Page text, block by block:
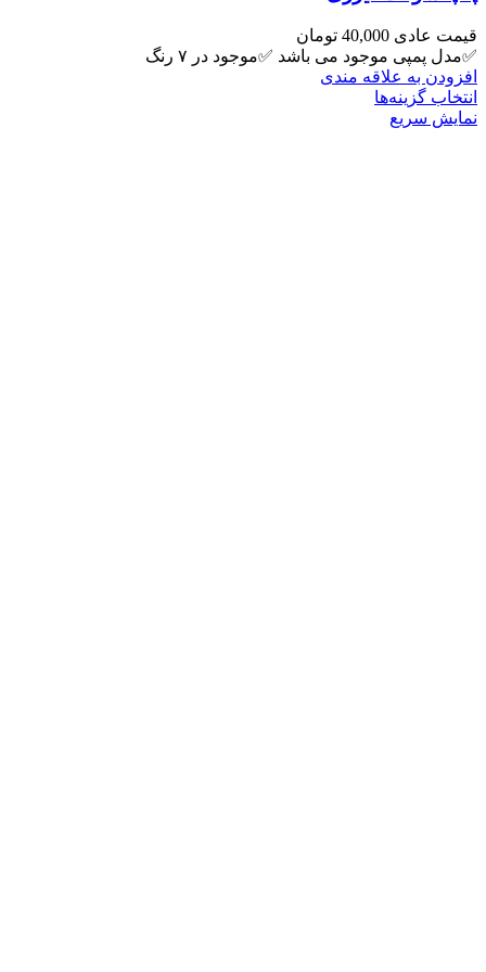
قیمت عادی 40,000 تومان
✅مدل پمپی موجود می باشد ✅موجود در ۷ رنگ
افزودن به علاقه مندی
انتخاب گزینه‌ها
نمایش سریع